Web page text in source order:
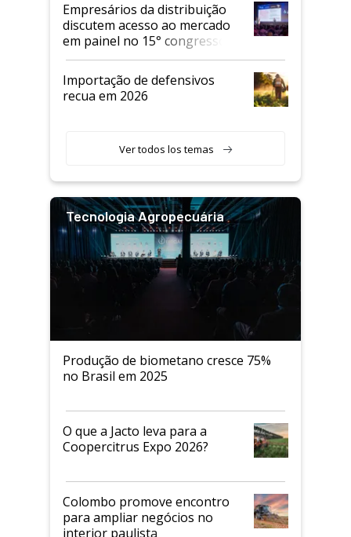
Empresários da distribuição
discutem acesso ao mercado
em painel no 15° congresso
Andav
Importação de defensivos
recua em 2026
Ver todos los temas
Tecnologia Agropecuária
Produção de biometano cresce 75%
no Brasil em 2025
O que a Jacto leva para a
Coopercitrus Expo 2026?
Colombo promove encontro
para ampliar negócios no
interior paulista